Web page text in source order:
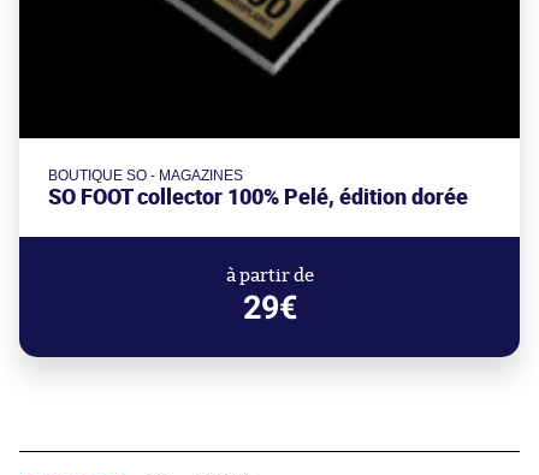
BOUTIQUE SO - MAGAZINES
SO FOOT collector 100% Pelé, édition dorée
à partir de
29€